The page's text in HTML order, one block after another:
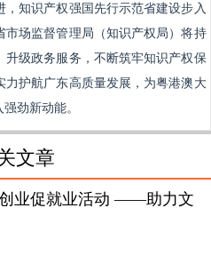
知识产权强国先行示范省建设步入
场监督管理局（知识产权局）将持
级政务服务，不断筑牢知识产权保
护航广东高质量发展，为粤港澳大
劲新动能。
文章
业促就业活动 ——助力文